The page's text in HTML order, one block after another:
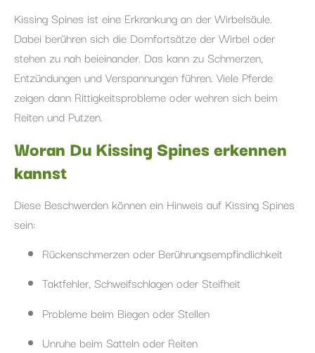
Kissing Spines ist eine Erkrankung an der Wirbelsäule.
Dabei berühren sich die Dornfortsätze der Wirbel oder
stehen zu nah beieinander. Das kann zu Schmerzen,
Entzündungen und Verspannungen führen. Viele Pferde
zeigen dann Rittigkeitsprobleme oder wehren sich beim
Reiten und Putzen.
Woran Du Kissing Spines erkennen
kannst
Diese Beschwerden können ein Hinweis auf Kissing Spines
sein:
Rückenschmerzen oder Berührungsempfindlichkeit
Taktfehler, Schweifschlagen oder Steifheit
Probleme beim Biegen oder Stellen
Unruhe beim Satteln oder Reiten